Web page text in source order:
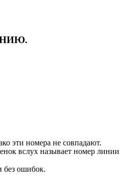
эти номера не совпадают.
вслух называет номер линии
без ошибок.